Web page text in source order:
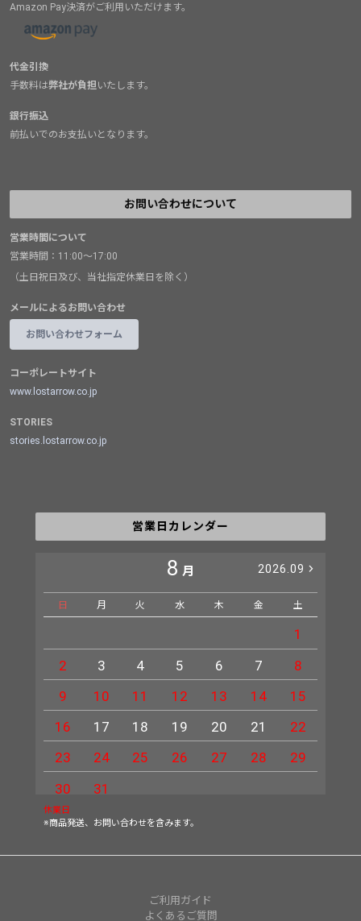
Amazon Pay決済がご利用いただけます。
代金引換
手数料は弊社が負担いたします。
銀行振込
前払いでのお支払いとなります。
お問い合わせについて
営業時間について
営業時間：11:00～17:00
（土日祝日及び、当社指定休業日を除く）
メールによるお問い合わせ
お問い合わせフォーム
コーポレートサイト
www.lostarrow.co.jp
STORIES
stories.lostarrow.co.jp
営業日カレンダー
8 月 2026.09
日 月 火 水 木 金 土
1
2
3 4 5 6 7
8
9
10 11 12 13 14
15
16
17 18 19 20 21
22
23
24 25 26 27 28
29
30
31
休業日
※商品発送、お問い合わせを含みます。
ご利用ガイド
よくあるご質問